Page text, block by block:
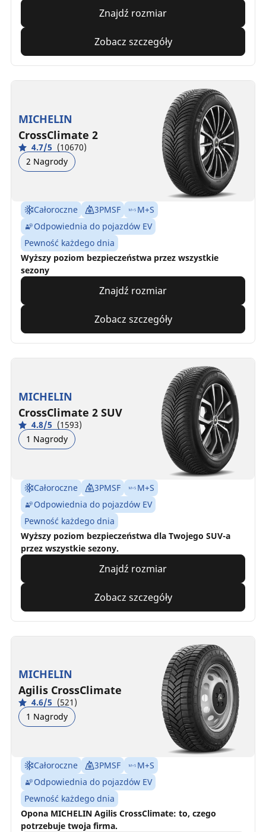
Znajdź rozmiar
Zobacz szczegóły
MICHELIN
CrossClimate 2
4.7/5 (10670)
2 Nagrody
Całoroczne 3PMSF
M+S
Odpowiednia do pojazdów EV
Pewność każdego dnia
Wyższy poziom bezpieczeństwa przez wszystkie
sezony
Znajdź rozmiar
Zobacz szczegóły
MICHELIN
CrossClimate 2 SUV
4.8/5 (1593)
1 Nagrody
Całoroczne 3PMSF
M+S
Odpowiednia do pojazdów EV
Pewność każdego dnia
Wyższy poziom bezpieczeństwa dla Twojego SUV-a
przez wszystkie sezony.
Znajdź rozmiar
Zobacz szczegóły
MICHELIN
Agilis CrossClimate
4.6/5 (521)
1 Nagrody
Całoroczne 3PMSF
M+S
Odpowiednia do pojazdów EV
Pewność każdego dnia
Opona MICHELIN Agilis CrossClimate: to, czego
potrzebuje twoja firma.